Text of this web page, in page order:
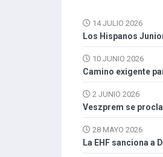
14 JULIO 2026
Los Hispanos
10 JUNIO 2026
Camino exigente
2 JUNIO 2026
Veszprem se
28 MAYO 2026
La EHF sanciona a